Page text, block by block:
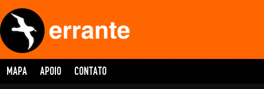
MAPA APOIO CONTATO